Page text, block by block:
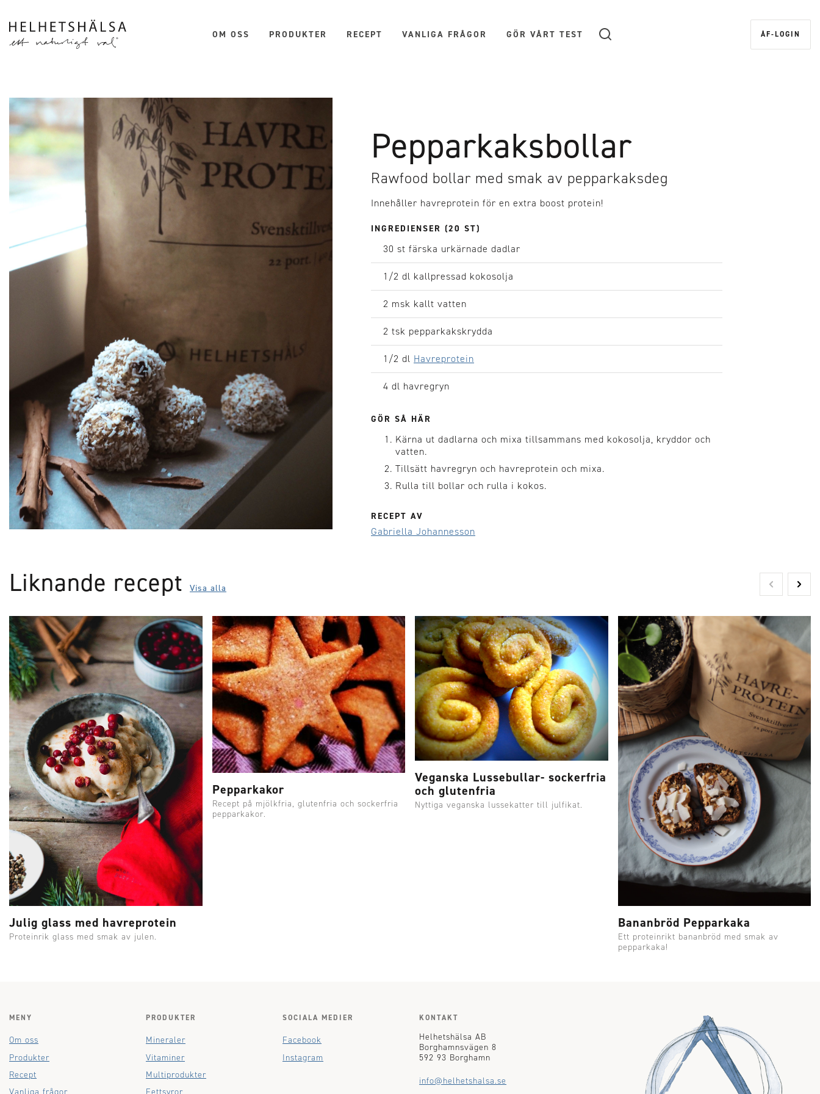
OM OSS PRODUKTER RECEPT VANLIGA FRÅGOR GÖR VÅRT TEST Sök ÅF-LOGIN
Pepparkaksbollar
Rawfood bollar med smak av pepparkaksdeg
Innehåller havreprotein för en extra boost protein!
INGREDIENSER (20 ST)
30 st färska urkärnade dadlar
1/2 dl kallpressad kokosolja
2 msk kallt vatten
2 tsk pepparkakskrydda
1/2 dl Havreprotein
4 dl havregryn
GÖR SÅ HÄR
Kärna ut dadlarna och mixa tillsammans med kokosolja, kryddor och
vatten.
Tillsätt havregryn och havreprotein och mixa.
Rulla till bollar och rulla i kokos.
RECEPT AV
Gabriella Johannesson
Liknande recept Visa alla
Julig glass med havreprotein
Proteinrik glass med smak av julen.
Pepparkakor
Recept på mjölkfria, glutenfria och sockerfria
pepparkakor.
Veganska Lussebullar- sockerfria
och glutenfria
Nyttiga veganska lussekatter till julfikat.
Bananbröd Pepparkaka
Ett proteinrikt bananbröd med smak av
pepparkaka!
MENY
Om oss
Produkter
Recept
PRODUKTER
Mineraler
Vitaminer
Multiprodukter
SOCIALA MEDIER
Facebook
Instagram
KONTAKT
Helhetshälsa AB
Borghamnsvägen 8
592 93 Borghamn
info@helhetshalsa.se